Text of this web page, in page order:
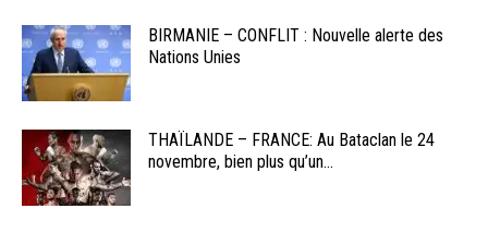
BIRMANIE – CONFLIT : Nouvelle alerte des
Nations Unies
THAÏLANDE – FRANCE: Au Bataclan le 24
novembre, bien plus qu’un...